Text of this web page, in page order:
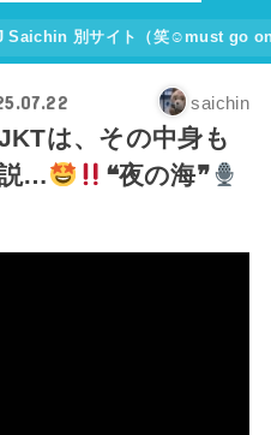
Saichin 別サイト（笑☺must go
saichin
は、その中身も
…
❝夜の海❞